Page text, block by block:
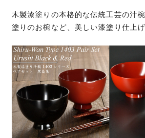
木製漆塗りの本格的な伝統工芸の汁
塗りのお椀など、美しい漆塗り仕上げ